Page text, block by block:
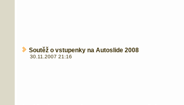
Soutěž o vstupenky na Autoslide 2008
30.11.2007 21:16